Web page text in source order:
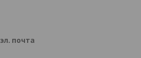
эл. почта